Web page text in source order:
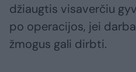
džiaugtis visaverčiu
po operacijos, jei
žmogus gali dirbti.